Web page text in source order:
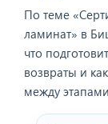
По теме
ламинат» в
что
возвраты и
между